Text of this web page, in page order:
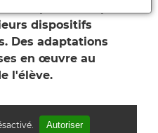
réponse adaptée
dispositifs
Des adaptations
en œuvre au
l'élève.
Autoriser